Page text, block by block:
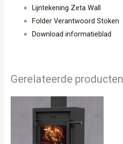
Lijntekening Zeta Wall
Folder Verantwoord Stoken
Download informatieblad
Gerelateerde producten